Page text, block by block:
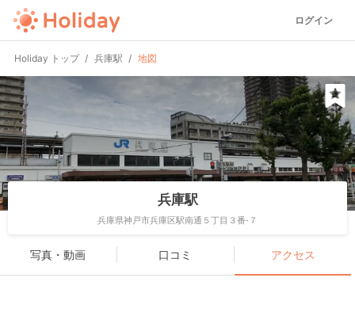
ログイン
Holiday トップ 兵庫駅 地図
兵庫駅
兵庫県神戸市兵庫区駅南通５丁目３番-７
写真・動画 口コミ アクセス